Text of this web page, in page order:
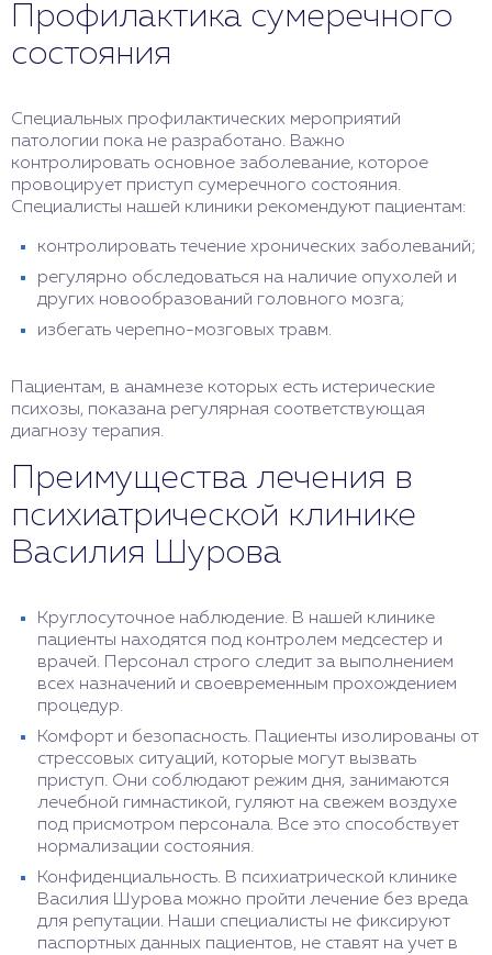
Профилактика сумеречного
состояния
Специальных профилактических мероприятий
патологии пока не разработано. Важно
контролировать основное заболевание, которое
провоцирует приступ сумеречного состояния.
Специалисты нашей клиники рекомендуют пациентам:
контролировать течение хронических заболеваний;
регулярно обследоваться на наличие опухолей и
других новообразований головного мозга;
избегать черепно-мозговых травм.
Пациентам, в анамнезе которых есть истерические
психозы, показана регулярная соответствующая
диагнозу терапия.
Преимущества лечения в
психиатрической клинике
Василия Шурова
Круглосуточное наблюдение. В нашей клинике
пациенты находятся под контролем медсестер и
врачей. Персонал строго следит за выполнением
всех назначений и своевременным прохождением
процедур.
Комфорт и безопасность. Пациенты изолированы от
стрессовых ситуаций, которые могут вызвать
приступ. Они соблюдают режим дня, занимаются
лечебной гимнастикой, гуляют на свежем воздухе
под присмотром персонала. Все это способствует
нормализации состояния.
Конфиденциальность. В психиатрической клинике
Василия Шурова можно пройти лечение без вреда
для репутации. Наши специалисты не фиксируют
паспортных данных пациентов, не ставят на учет в